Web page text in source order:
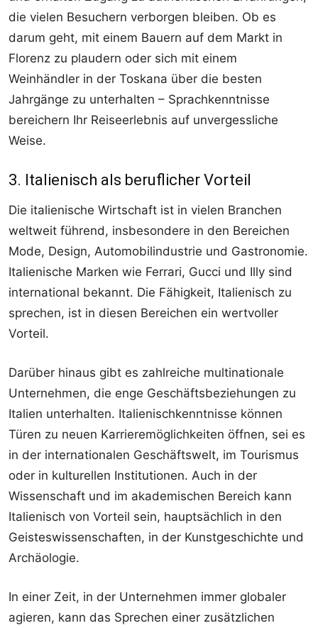
die vielen Besuchern verborgen bleiben. Ob es
darum geht, mit einem Bauern auf dem Markt in
Florenz zu plaudern oder sich mit einem
Weinhändler in der Toskana über die besten
Jahrgänge zu unterhalten – Sprachkenntnisse
bereichern Ihr Reiseerlebnis auf unvergessliche
Weise.
3. Italienisch als beruflicher Vorteil
Die italienische Wirtschaft ist in vielen Branchen
weltweit führend, insbesondere in den Bereichen
Mode, Design, Automobilindustrie und Gastronomie.
Italienische Marken wie Ferrari, Gucci und Illy sind
international bekannt. Die Fähigkeit, Italienisch zu
sprechen, ist in diesen Bereichen ein wertvoller
Vorteil.
Darüber hinaus gibt es zahlreiche multinationale
Unternehmen, die enge Geschäftsbeziehungen zu
Italien unterhalten. Italienischkenntnisse können
Türen zu neuen Karrieremöglichkeiten öffnen, sei es
in der internationalen Geschäftswelt, im Tourismus
oder in kulturellen Institutionen. Auch in der
Wissenschaft und im akademischen Bereich kann
Italienisch von Vorteil sein, hauptsächlich in den
Geisteswissenschaften, in der Kunstgeschichte und
Archäologie.
In einer Zeit, in der Unternehmen immer globaler
agieren, kann das Sprechen einer zusätzlichen